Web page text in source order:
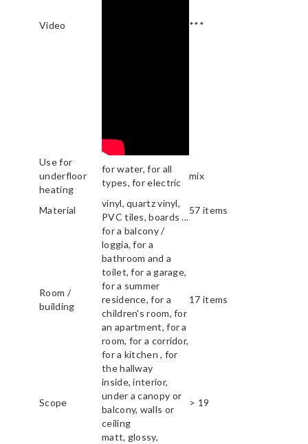
Video ***
Use for
underfloor
heating
for water, for all
types, for electric
mix
Material
vinyl, quartz vinyl,
PVC tiles, boards ...
57 items
Room /
building
for a balcony /
loggia, for a
bathroom and a
toilet, for a garage,
for a summer
residence, for a
children's room, for
an apartment, for a
room, for a corridor,
for a kitchen , for
the hallway
17 items
Scope
inside, interior,
under a canopy or
balcony, walls or
ceiling
> 19
matt, glossy,